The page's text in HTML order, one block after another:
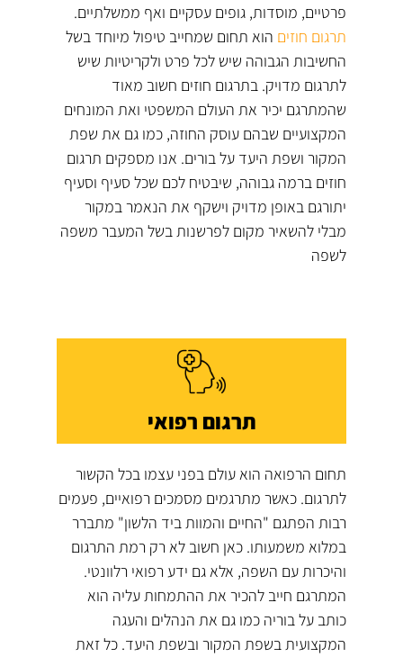
פרטיים, מוסדות, גופים עסקיים ואף ממשלתיים.
תרגום חוזים הוא תחום שמחייב טיפול מיוחד בשל
החשיבות הגבוהה שיש לכל פרט ולקריטיות שיש
לתרגום מדויק. בתרגום חוזים חשוב מאוד
שהמתרגם יכיר את העולם המשפטי ואת המונחים
המקצועיים שבהם עוסק החוזה, כמו גם את שפת
המקור ושפת היעד על בורים. אנו מספקים תרגום
חוזים ברמה גבוהה, שיבטיח לכם שכל סעיף וסעיף
יתורגם באופן מדויק וישקף את הנאמר במקור
מבלי להשאיר מקום לפרשנות בשל המעבר משפה
לשפה
תרגום רפואי
תחום הרפואה הוא עולם בפני עצמו בכל הקשור
לתרגום. כאשר מתרגמים מסמכים רפואיים, פעמים
רבות הפתגם "החיים והמוות ביד הלשון" מתברר
במלוא משמעותו. כאן חשוב לא רק רמת התרגום
והיכרות עם השפה, אלא גם ידע רפואי רלוונטי.
המתרגם חייב להכיר את ההתמחות עליה הוא
כותב על בוריה כמו גם את הנהלים והעגה
המקצועית בשפת המקור ובשפת היעד. כל זאת